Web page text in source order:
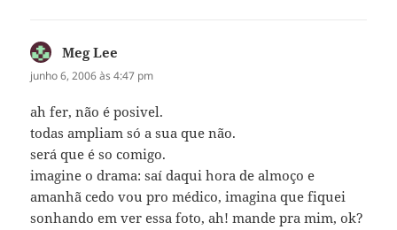
Meg Lee
junho 6, 2006 às 4:47 pm
ah fer, não é posivel.
todas ampliam só a sua que não.
será que é so comigo.
imagine o drama: saí daqui hora de almoço e
amanhã cedo vou pro médico, imagina que fiquei
sonhando em ver essa foto, ah! mande pra mim, ok?